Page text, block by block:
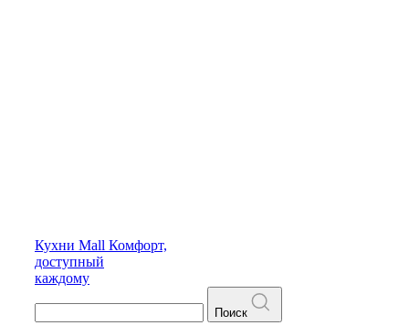
Кухни Mall Комфорт,
доступный
каждому
Поиск